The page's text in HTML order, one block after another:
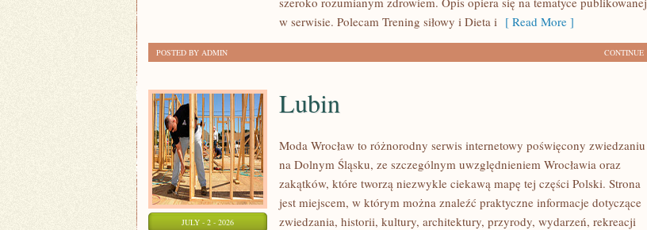
w serwisie. Polecam Trening siłowy i Dieta i [ Read More ]
CONTINUE
POSTED BY ADMIN
JULY - 2 - 2026
Lubin
Moda Wrocław to różnorodny serwis internetowy poświęcony zwiedzaniu
na Dolnym Śląsku, ze szczególnym uwzględnieniem Wrocławia oraz
zakątków, które tworzą niezwykle ciekawą mapę tej części Polski. Strona
jest miejscem, w którym można znaleźć praktyczne informacje dotyczące
zwiedzania, historii, kultury, architektury, przyrody, wydarzeń, rekreacji